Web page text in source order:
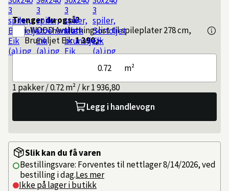
Trenger du også?
I-WOODAvslutningslist til spileplater 278 cm,
Brunoljet Eik 1 390,–
m²
1 pakker / 0.72 m² / kr 1 936,80
Legg i handlevogn
Slik kan du få varen
Bestillingsvare: Forventes til nettlager 8/14/2026, ved
bestilling i dag.Les mer
Ikke på lager i butikk